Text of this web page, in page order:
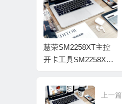
慧荣SM2258XT主控
开卡工具SM2258XT_
_FWQ1205B_DDR40
0
上一篇